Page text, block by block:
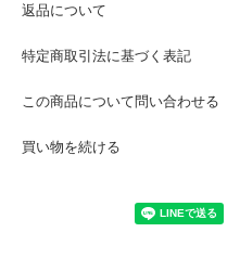
返品について
特定商取引法に基づく表記
この商品について問い合わせる
買い物を続ける